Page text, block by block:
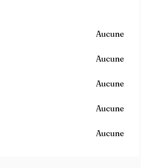
Aucune
Aucune
Aucune
Aucune
Aucune